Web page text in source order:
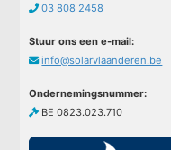
03 808 2458
Stuur ons een e-mail:
info@solarvlaanderen.be
Ondernemingsnummer:
BE 0823.023.710